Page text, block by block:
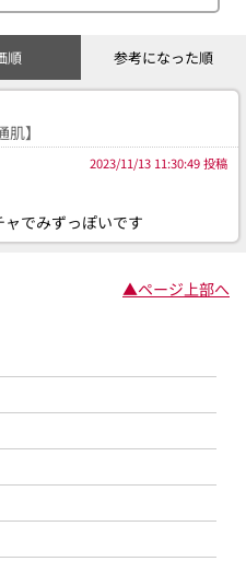
順 参考になった順
】
2023/11/13 11:30:49 投稿
でみずっぽいです
▲ページ上部へ